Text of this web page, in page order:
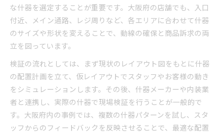
な什器を選定することが重要です。大阪府の店舗でも、入口
付近、メイン通路、レジ周りなど、各エリアに合わせて什器
のサイズや形状を変えることで、動線の確保と商品訴求の両
立を図っています。
検証の流れとしては、まず現状のレイアウト図をもとに什器
の配置計画を立て、仮レイアウトでスタッフやお客様の動き
をシミュレーションします。その後、什器メーカーや内装業
者と連携し、実際の什器で現場検証を行うことが一般的で
す。大阪府内の事例では、複数の什器パターンを試し、スタ
ッフからのフィードバックを反映させることで、最適な配置